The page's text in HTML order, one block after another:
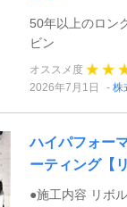
50年以上のロン
ビン
オススメ度
2026年7月1日
株
ハイパフォー
ーティング【
●施工内容 リボ